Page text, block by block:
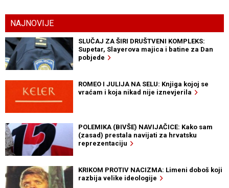
NAJNOVIJE
SLUČAJ ZA ŠIRI DRUŠTVENI KOMPLEKS:
Supetar, Slayerova majica i batine za Dan
pobjede
ROMEO I JULIJA NA SELU: Knjiga kojoj se
vraćam i koja nikad nije iznevjerila
POLEMIKA (BIVŠE) NAVIJAČICE: Kako sam
(zasad) prestala navijati za hrvatsku
reprezentaciju
KRIKOM PROTIV NACIZMA: Limeni doboš koji
razbija velike ideologije